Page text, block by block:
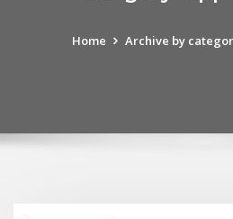
Home Archive by